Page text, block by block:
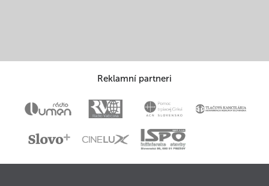
Reklamní partneri